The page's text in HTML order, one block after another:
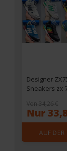
Designer
Sneakers zx
Athletic
Running
Von 34,26 €
Nur
AUF DER